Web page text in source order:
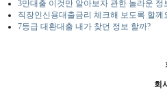
3만대출 이것만 알아보자 관한 놀라운 정
직장인신용대출금리 체크해 보도록 할께
7등급 대환대출 내가 찾던 정보 할까?
회